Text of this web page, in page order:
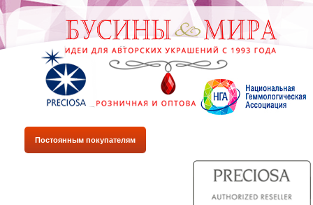
Постоянным покупателям